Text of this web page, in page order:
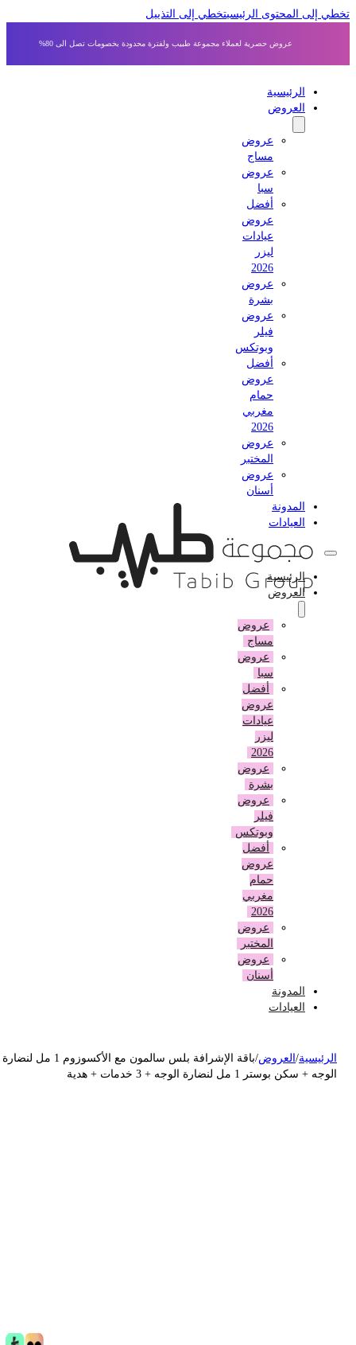
إلى المحتوى الرئيسي تخطي إلى التذييل
عروض حصرية لعملاء مجموعة طبيب ولفترة محدودة بخصومات تصل الى 80%
الرئيسية
العروض
عروض
مساج
عروض
أفضل
عروض
عيادات
عروض
بشرة
عروض
وبوتكس
أفضل
عروض
حمام
مغربي
عروض
المختبر
عروض
أسنان
المدونة
العيادات
الرئيسية
العروض
عروض
مساج
عروض
أفضل
عروض
عيادات
عروض
بشرة
عروض
وبوتكس
أفضل
عروض
حمام
مغربي
عروض
المختبر
عروض
أسنان
المدونة
العيادات
/العروض
باقة الإشرافة بلس سالمون مع الأكسوزوم 1 مل لنضارة
+ سكن بوستر 1 مل لنضارة الوجه + 3 خدمات + هدية